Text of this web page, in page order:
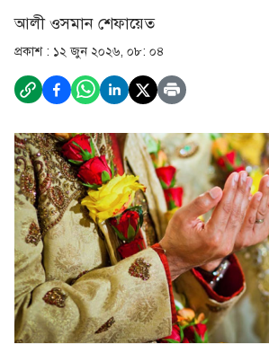
আলী ওসমান শেফায়েত
প্রকাশ : ১২ জুন ২০২৬, ০৮: ০৪